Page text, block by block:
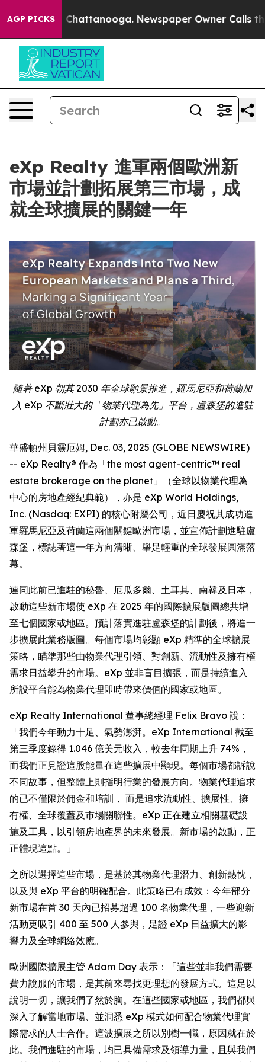
AGP PICKS
in Chattanooga. Newspaper Owner Calls the
eXp Realty 進軍兩個歐洲新
市場並計劃拓展第三市場，成
就全球擴展的關鍵一年
隨著 eXp 朝其 2030 年全球願景推進，羅馬尼亞和荷蘭加
入 eXp 不斷壯大的「物業代理為先」平台，盧森堡的進駐
計劃亦已啟動。
華盛頓州貝靈厄姆, Dec. 03, 2025 (GLOBE NEWSWIRE)
-- eXp Realty® 作為「the most agent-centric™ real
estate brokerage on the planet」（全球以物業代理為
中心的房地產經紀典範），亦是 eXp World Holdings,
Inc. (Nasdaq: EXPI) 的核心附屬公司，近日慶祝其成功進
軍羅馬尼亞及荷蘭這兩個關鍵歐洲市場，並宣佈計劃進駐盧
森堡，標誌著這一年方向清晰、舉足輕重的全球發展圓滿落
幕。
連同此前已進駐的秘魯、厄瓜多爾、土耳其、南韓及日本，
啟動這些新市場使 eXp 在 2025 年的國際擴展版圖總共增
至七個國家或地區。預計落實進駐盧森堡的計劃後，將進一
步擴展此業務版圖。每個市場均彰顯 eXp 精準的全球擴展
策略，瞄準那些由物業代理引領、對創新、流動性及擁有權
需求日益攀升的市場。eXp 並非盲目擴張，而是持續進入
所設平台能為物業代理即時帶來價值的國家或地區。
eXp Realty International 董事總經理 Felix Bravo 說：
「我們今年動力十足、氣勢澎湃。eXp International 截至
第三季度錄得 1.046 億美元收入，較去年同期上升 74%，
而我們正見證這股能量在這些擴展中顯現。每個市場都訴說
不同故事，但整體上則指明行業的發展方向。物業代理追求
的已不僅限於佣金和培訓， 而是追求流動性、擴展性、擁
有權、全球覆蓋及市場關聯性。eXp 正在建立相關基礎設
施及工具，以引領房地產界的未來發展。新市場的啟動，正
正體現這點。」
之所以選擇這些市場，是基於其物業代理潛力、創新熱忱，
以及與 eXp 平台的明確配合。此策略已有成效：今年部分
新市場在首 30 天內已招募超過 100 名物業代理，一些迎新
活動更吸引 400 至 500 人參與，足證 eXp 日益擴大的影
響力及全球網絡效應。
歐洲國際擴展主管 Adam Day 表示：「這些並非我們需要
費力說服的市場，是其前來尋找更理想的發展方式。這足以
說明一切，讓我們了然於胸。在這些國家或地區，我們都與
深入了解當地市場、並洞悉 eXp 模式如何配合物業代理實
際需求的人士合作。這波擴展之所以別樹一幟，原因就在於
此。我們進駐的市場，均已具備需求及領導力量，且與我們